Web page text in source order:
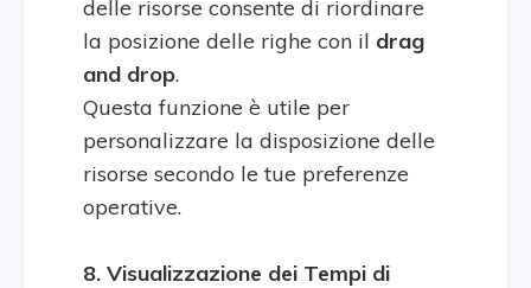
delle risorse consente di riordinare
la posizione delle righe con il drag
and drop.
Questa funzione è utile per
personalizzare la disposizione delle
risorse secondo le tue preferenze
operative.
8. Visualizzazione dei Tempi di